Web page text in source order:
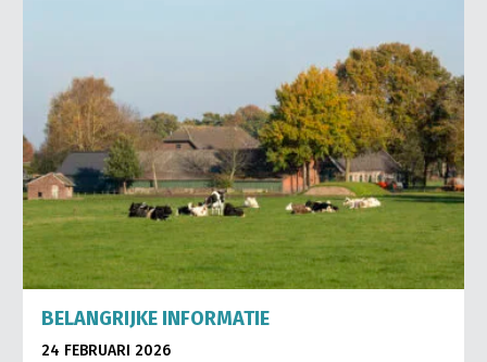
BELANGRIJKE INFORMATIE
24 FEBRUARI 2026